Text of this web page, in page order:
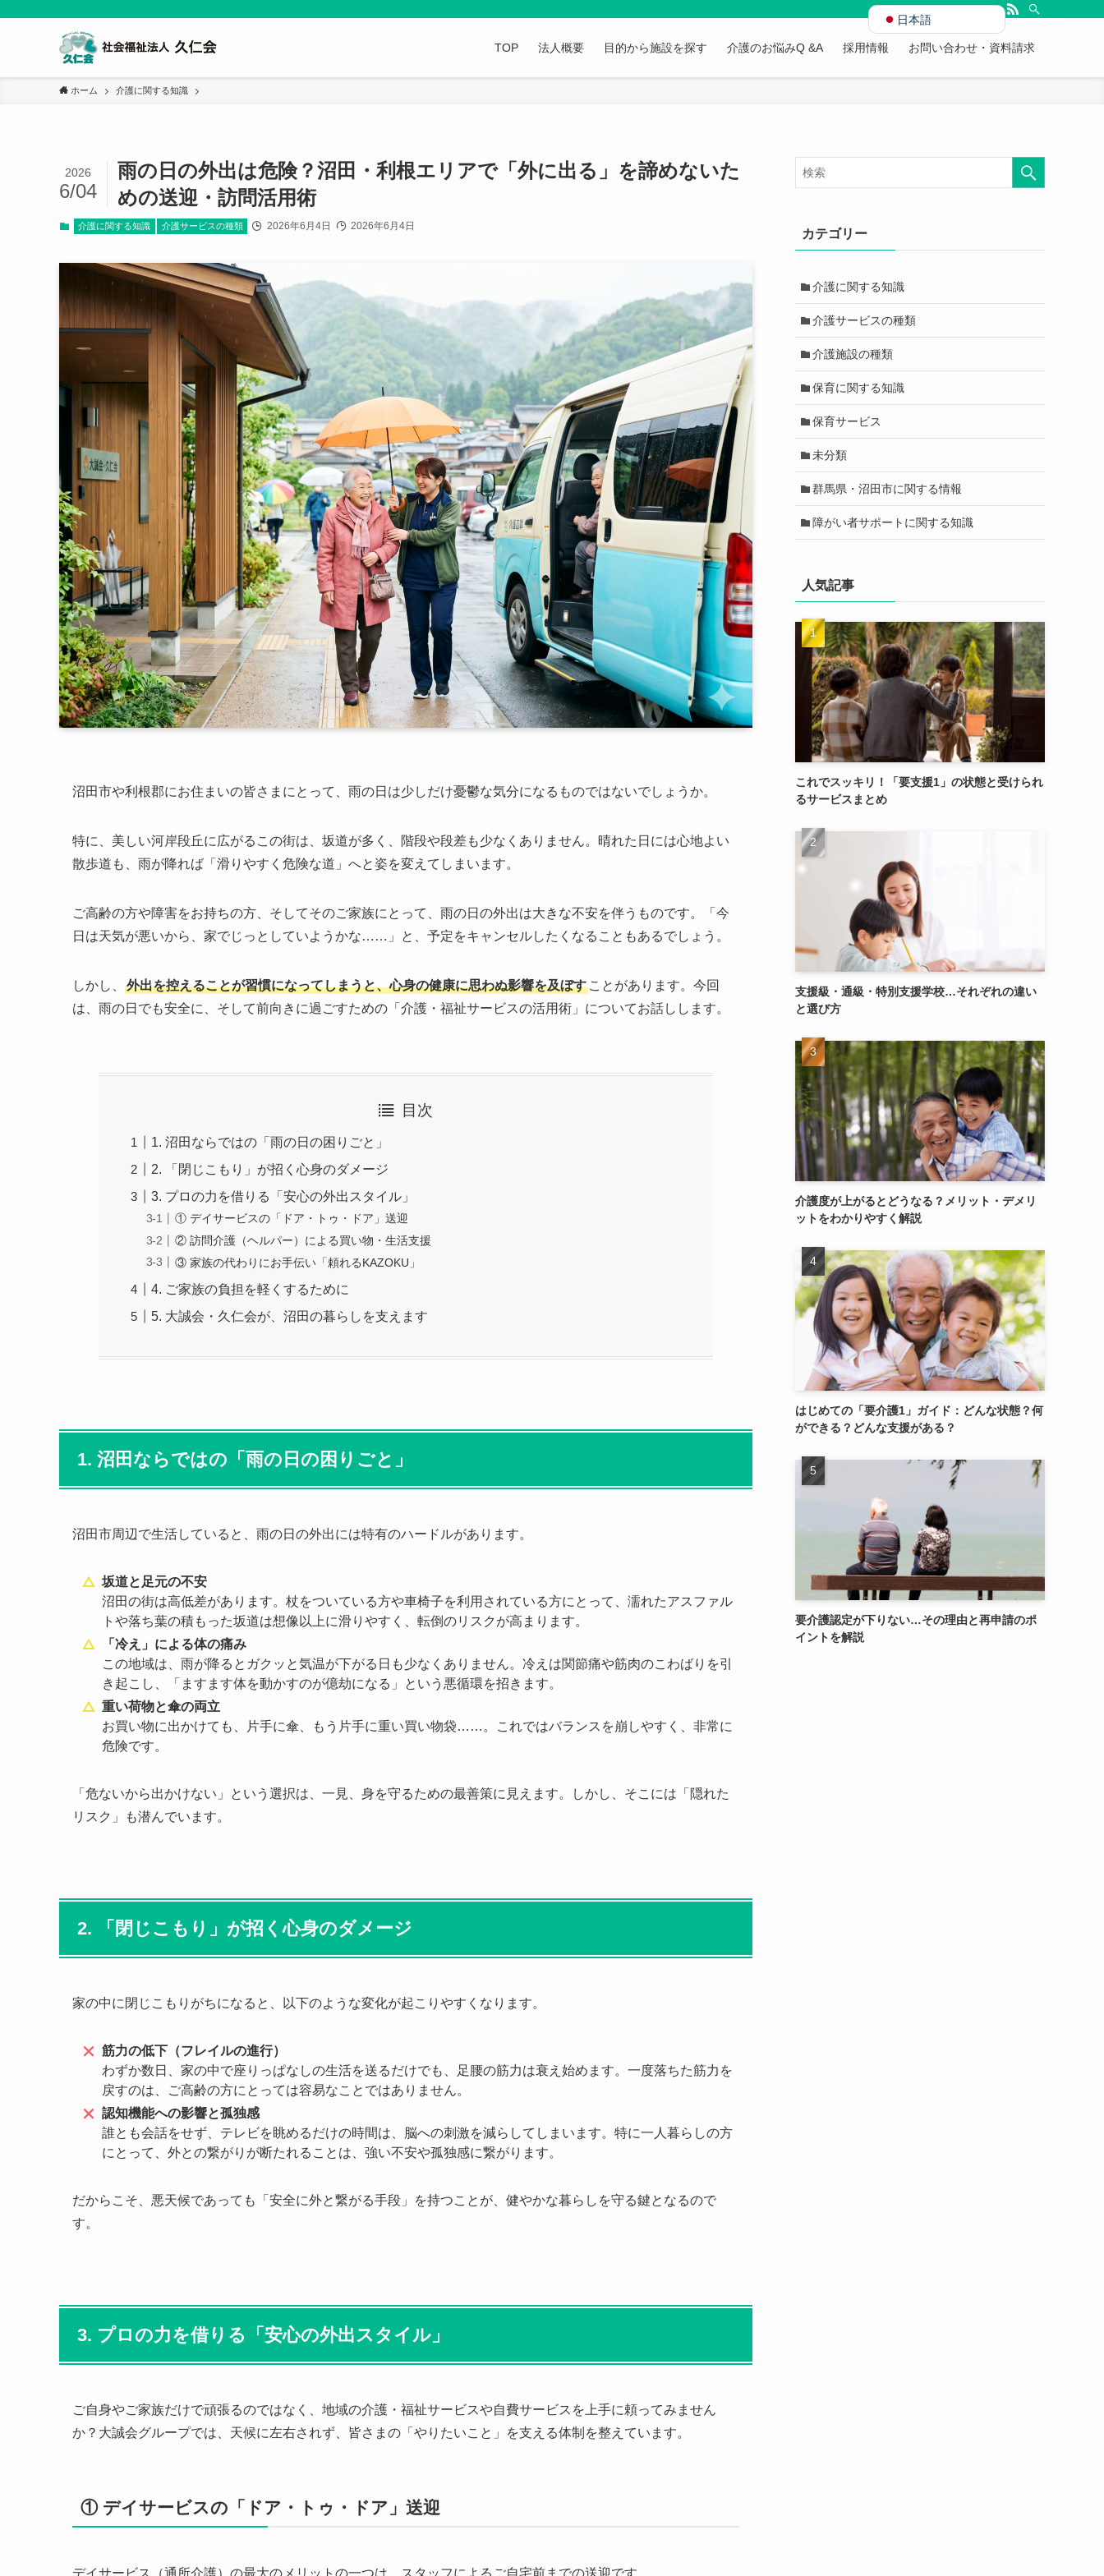
TOP 法人概要 目的から施設を探す 介護のお悩みQ &A 採用情報 お問い合わせ・資料請求
ホーム 介護に関する知識
雨の日の外出は危険？沼田・利根エリアで「外に出る」を諦めないた
めの送迎・訪問活用術
2026
6/04
介護に関する知識 介護サービスの種類 2026年6月4日 2026年6月4日
沼田市や利根郡にお住まいの皆さまにとって、雨の日は少しだけ憂鬱な気分になるものではないでしょうか。
特に、美しい河岸段丘に広がるこの街は、坂道が多く、階段や段差も少なくありません。晴れた日には心地よい
散歩道も、雨が降れば「滑りやすく危険な道」へと姿を変えてしまいます。
ご高齢の方や障害をお持ちの方、そしてそのご家族にとって、雨の日の外出は大きな不安を伴うものです。「今
日は天気が悪いから、家でじっとしていようかな……」と、予定をキャンセルしたくなることもあるでしょう。
しかし、 外出を控えることが習慣になってしまうと、心身の健康に思わぬ影響を及ぼす ことがあります。今回
は、雨の日でも安全に、そして前向きに過ごすための「介護・福祉サービスの活用術」についてお話しします。
目次
1. 沼田ならではの「雨の日の困りごと」
2. 「閉じこもり」が招く心身のダメージ
3. プロの力を借りる「安心の外出スタイル」
① デイサービスの「ドア・トゥ・ドア」送迎
② 訪問介護（ヘルパー）による買い物・生活支援
③ 家族の代わりにお手伝い「頼れるKAZOKU」
4. ご家族の負担を軽くするために
5. 大誠会・久仁会が、沼田の暮らしを支えます
1. 沼田ならではの「雨の日の困りごと」
沼田市周辺で生活していると、雨の日の外出には特有のハードルがあります。
坂道と足元の不安
沼田の街は高低差があります。杖をついている方や車椅子を利用されている方にとって、濡れたアスファル
トや落ち葉の積もった坂道は想像以上に滑りやすく、転倒のリスクが高まります。
「冷え」による体の痛み
この地域は、雨が降るとガクッと気温が下がる日も少なくありません。冷えは関節痛や筋肉のこわばりを引
き起こし、「ますます体を動かすのが億劫になる」という悪循環を招きます。
重い荷物と傘の両立
お買い物に出かけても、片手に傘、もう片手に重い買い物袋……。これではバランスを崩しやすく、非常に
危険です。
「危ないから出かけない」という選択は、一見、身を守るための最善策に見えます。しかし、そこには「隠れた
リスク」も潜んでいます。
2. 「閉じこもり」が招く心身のダメージ
家の中に閉じこもりがちになると、以下のような変化が起こりやすくなります。
筋力の低下（フレイルの進行）
わずか数日、家の中で座りっぱなしの生活を送るだけでも、足腰の筋力は衰え始めます。一度落ちた筋力を
戻すのは、ご高齢の方にとっては容易なことではありません。
認知機能への影響と孤独感
誰とも会話をせず、テレビを眺めるだけの時間は、脳への刺激を減らしてしまいます。特に一人暮らしの方
にとって、外との繋がりが断たれることは、強い不安や孤独感に繋がります。
だからこそ、悪天候であっても「安全に外と繋がる手段」を持つことが、健やかな暮らしを守る鍵となるので
す。
3. プロの力を借りる「安心の外出スタイル」
ご自身やご家族だけで頑張るのではなく、地域の介護・福祉サービスや自費サービスを上手に頼ってみません
か？大誠会グループでは、天候に左右されず、皆さまの「やりたいこと」を支える体制を整えています。
① デイサービスの「ドア・トゥ・ドア」送迎
デイサービス（通所介護）の最大のメリットの一つは、スタッフによるご自宅前までの送迎です。
カテゴリー
介護に関する知識
介護サービスの種類
介護施設の種類
保育に関する知識
保育サービス
未分類
群馬県・沼田市に関する情報
障がい者サポートに関する知識
人気記事
これでスッキリ！「要支援1」の状態と受けられ
るサービスまとめ
支援級・通級・特別支援学校…それぞれの違い
と選び方
介護度が上がるとどうなる？メリット・デメリ
ットをわかりやすく解説
はじめての「要介護1」ガイド：どんな状態？何
ができる？どんな支援がある？
要介護認定が下りない…その理由と再申請のポ
イントを解説
日本語